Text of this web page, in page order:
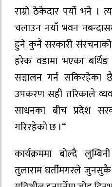
राम्रो ठेकेदार पर्यो भने
चलाउन नयाँ भवन
हुने कुनै सरकारी संरचनाको
हरेक वडामा भएका
सञ्चालन गर्न सकिरहेका
उपकरण सही तरिकाले
साधनका बीच प्रदेश
गरिरहेको छ ।“
कार्यक्रममा बोल्दै
तुलाराम घर्तीमगरले